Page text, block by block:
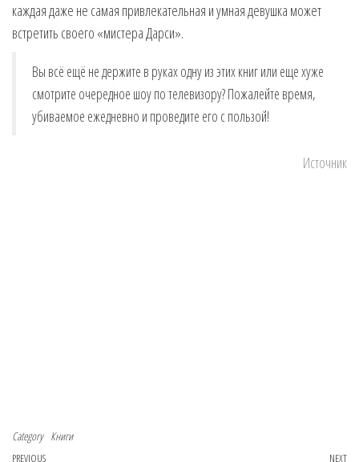
каждая даже не самая привлекательная и умная девушка может
встретить своего «мистера Дарси».
Вы всё ещё не держите в руках одну из этих книг или еще хуже
смотрите очередное шоу по телевизору? Пожалейте время,
убиваемое ежедневно и проведите его с пользой!
Источник
Category Книги
PREVIOUS NEXT